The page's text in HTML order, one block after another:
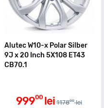
Alutec W10-x Polar Silber
9J x 20 Inch 5X108 ET43
CB70.1
99900 lei 117800 lei